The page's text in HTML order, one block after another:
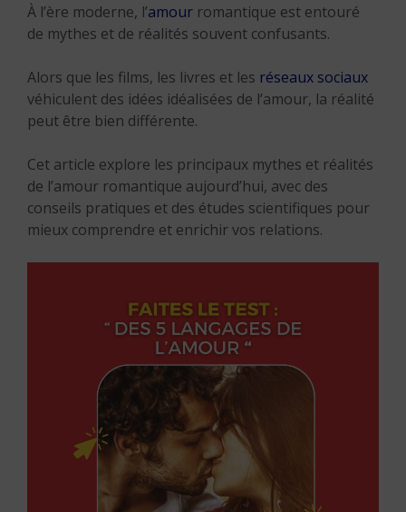
À l’ère moderne, l’amour romantique est entouré
de mythes et de réalités souvent confusants.
Alors que les films, les livres et les réseaux sociaux
véhiculent des idées idéalisées de l’amour, la réalité
peut être bien différente.
Cet article explore les principaux mythes et réalités
de l’amour romantique aujourd’hui, avec des
conseils pratiques et des études scientifiques pour
mieux comprendre et enrichir vos relations.